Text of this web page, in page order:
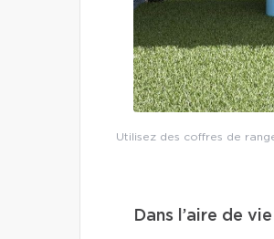
Utilisez des coffres de
Dans l’aire de vie